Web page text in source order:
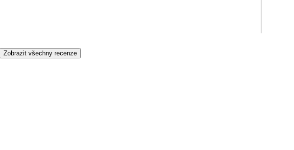
Zobrazit všechny recenze